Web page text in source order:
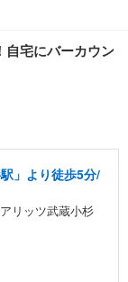
自宅にバーカウン
」より徒歩5分/
リッツ武蔵小杉